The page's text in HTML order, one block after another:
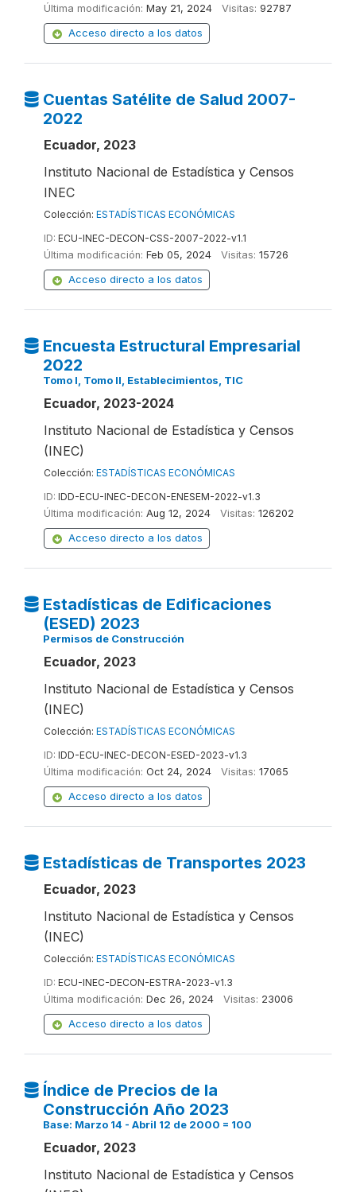
Última modificación: May 21, 2024 Visitas: 92787
Acceso directo a los datos
Cuentas Satélite de Salud 2007-
2022
Ecuador, 2023
Instituto Nacional de Estadística y Censos
INEC
Colección: ESTADÍSTICAS ECONÓMICAS
ID: ECU-INEC-DECON-CSS-2007-2022-v1.1
Última modificación: Feb 05, 2024 Visitas: 15726
Acceso directo a los datos
Encuesta Estructural Empresarial
2022
Tomo I, Tomo II, Establecimientos, TIC
Ecuador, 2023-2024
Instituto Nacional de Estadística y Censos
(INEC)
Colección: ESTADÍSTICAS ECONÓMICAS
ID: IDD-ECU-INEC-DECON-ENESEM-2022-v1.3
Última modificación: Aug 12, 2024 Visitas: 126202
Acceso directo a los datos
Estadísticas de Edificaciones
(ESED) 2023
Permisos de Construcción
Ecuador, 2023
Instituto Nacional de Estadística y Censos
(INEC)
Colección: ESTADÍSTICAS ECONÓMICAS
ID: IDD-ECU-INEC-DECON-ESED-2023-v1.3
Última modificación: Oct 24, 2024 Visitas: 17065
Acceso directo a los datos
Estadísticas de Transportes 2023
Ecuador, 2023
Instituto Nacional de Estadística y Censos
(INEC)
Colección: ESTADÍSTICAS ECONÓMICAS
ID: ECU-INEC-DECON-ESTRA-2023-v1.3
Última modificación: Dec 26, 2024 Visitas: 23006
Acceso directo a los datos
Índice de Precios de la
Construcción Año 2023
Base: Marzo 14 - Abril 12 de 2000 = 100
Ecuador, 2023
Instituto Nacional de Estadística y Censos